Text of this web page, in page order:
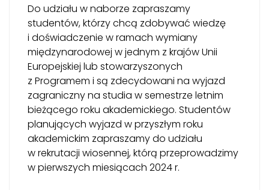
Do udziału w naborze zapraszamy
studentów, którzy chcą zdobywać wiedzę
i doświadczenie w ramach wymiany
międzynarodowej w jednym z krajów Unii
Europejskiej lub stowarzyszonych
z Programem i są zdecydowani na wyjazd
zagraniczny na studia w semestrze letnim
bieżącego roku akademickiego. Studentów
planujących wyjazd w przyszłym roku
akademickim zapraszamy do udziału
w rekrutacji wiosennej, którą przeprowadzimy
w pierwszych miesiącach 2024 r.